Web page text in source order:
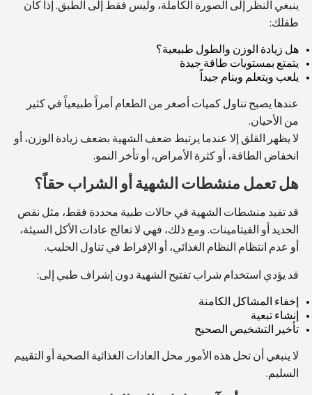
ينبغي النظر إلى الصورة الكاملة، وليس فقط إلى الطبق. إذا كان
طفلك:
هل زيادة الوزن والطول طبيعية؟
يتمتع بمستويات طاقة جيدة
يلعب ويتعلم وينام جيداً
عندها يصبح تناول كميات أصغر من الطعام أمراً طبيعياً في كثير
من الأحيان.
لا يظهر القلق إلا عندما يرتبط ضعف الشهية بضعف زيادة الوزن، أو
انخفاض الطاقة، أو كثرة الأمراض، أو تأخر النمو.
هل تعمل منشطات الشهية أو الشراب حقاً؟
قد تفيد منشطات الشهية في حالات طبية محددة فقط، مثل نقص
الحديد أو الفيتامينات. ومع ذلك، فهي لا تعالج عادات الأكل السيئة،
أو عدم انتظام النظام الغذائي، أو الإفراط في تناول الحليب.
قد يؤدي استخدام شراب تفتيح الشهية دون إشراف طبي إلى:
إخفاء المشاكل الكامنة
إنشاء تبعية
تأخير التشخيص الصحيح
لا ينبغي أن تحل هذه الأمور محل العادات الغذائية الصحية أو التقييم
السليم.